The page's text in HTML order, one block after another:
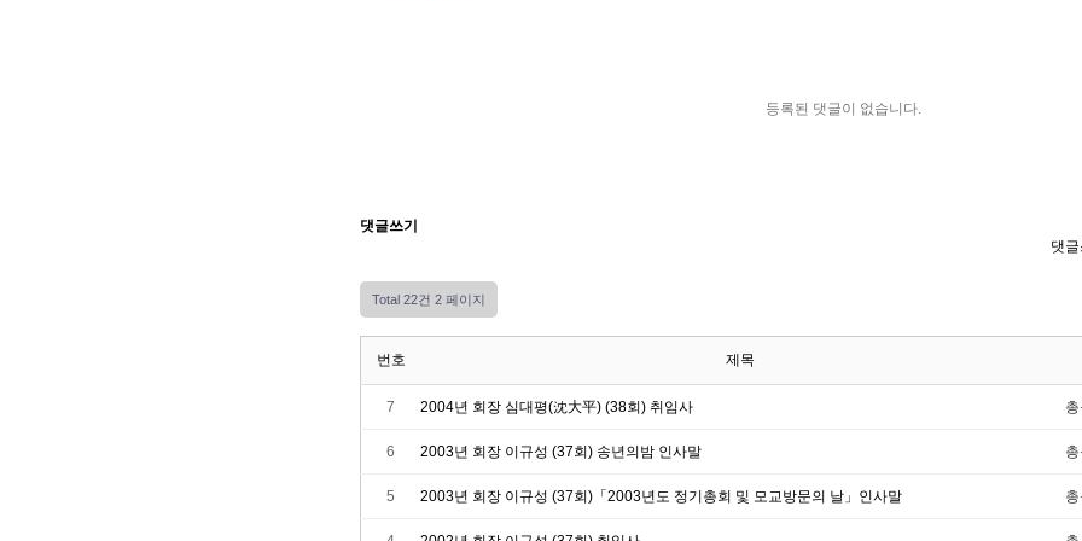
등록된 댓글이 없습니다.
댓글쓰기
댓
Total 22건 2 페이지
번호 제목
7 2004년 회장 심대평(沈大平) (38회) 취임사
6 2003년 회장 이규성 (37회) 송년의밤 인사말
5 2003년 회장 이규성 (37회)「2003년도 정기총회 및 모교방문의 날」인사말